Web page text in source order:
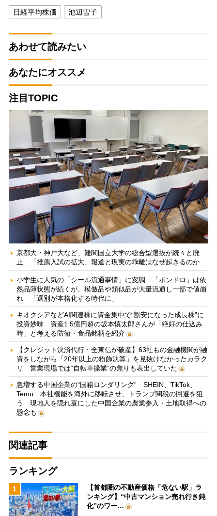
日経平均株価 池辺雪子
あわせて読みたい
あなたにオススメ
注目TOPIC
京都大・神戸大など、難関国立大学の総合型選抜が続々と廃
止 「推薦入試の拡大」報道と現実の乖離はなぜ起きるのか
小学生に人気の「シール流通事情」に変調 「ボンドロ」は依
然品薄状態が続くが、模倣品や類似品が大量流通し一部で値崩
れ 「選別が本格化する時代に」
キオクシアなどAI関連株に資金集中で“割安になった成長株”に
投資妙味 資産1.5億円超の坂本慎太郎さんが「絶好の仕込み
時」と考える防衛・食品銘柄を紹介
【クレジット決済代行・全東信が破産】63社もの金融機関が融
資をしながら「20年以上の粉飾決算」を見抜けなかったカラク
リ 営業現場では“自転車操業”の焦りも表出していた
急増する中国企業の“国籍ロンダリング” SHEIN、TikTok、
Temu…本社機能を海外に移転させ、トランプ関税の回避を狙
う 現地人を隠れ蓑にした中国企業の農業参入・土地取得への
懸念も
関連記事
ランキング
1
【首都圏の不動産価格「危ない駅」ラ
ンキング】“中古マンション売れ行き鈍
化”のワー…